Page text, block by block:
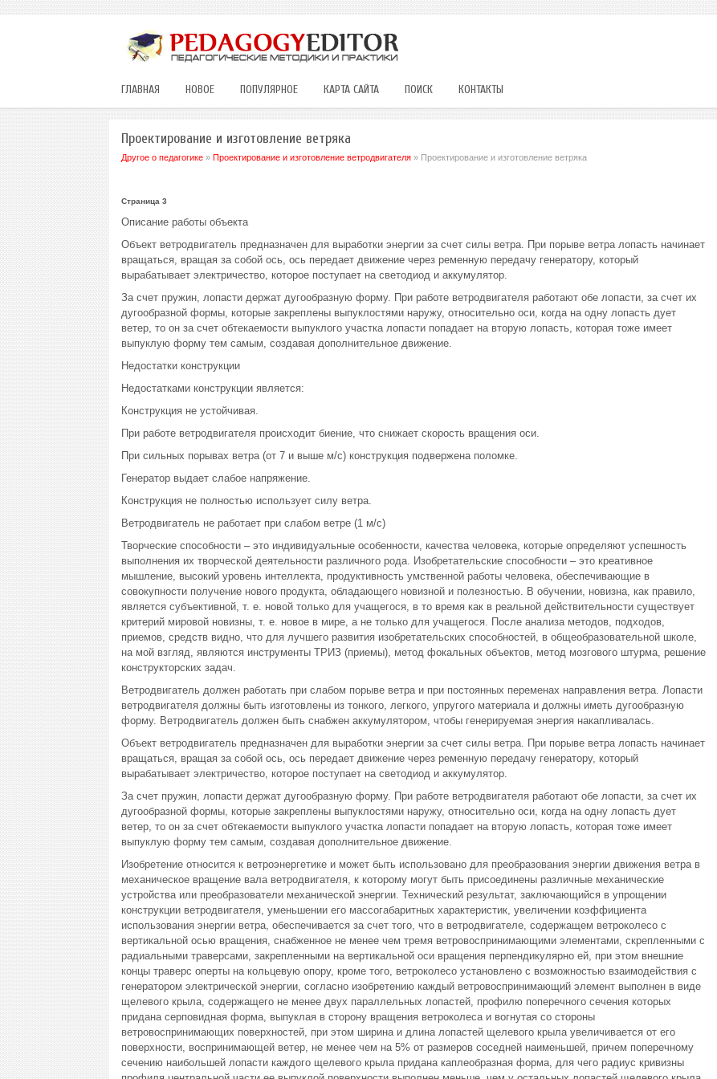
ГЛАВНАЯ НОВОЕ ПОПУЛЯРНОЕ КАРТА САЙТА ПОИСК КОНТАКТЫ
Проектирование и изготовление ветряка
Другое о педагогике» Проектирование и изготовление ветродвигателя» Проектирование и изготовление ветряка
Страница 3
Описание работы объекта
Объект ветродвигатель предназначен для выработки энергии за счет силы ветра. При порыве ветра лопасть начинает
вращаться, вращая за собой ось, ось передает движение через ременную передачу генератору, который
вырабатывает электричество, которое поступает на светодиод и аккумулятор.
За счет пружин, лопасти держат дугообразную форму. При работе ветродвигателя работают обе лопасти, за счет их
дугообразной формы, которые закреплены выпуклостями наружу, относительно оси, когда на одну лопасть дует
ветер, то он за счет обтекаемости выпуклого участка лопасти попадает на вторую лопасть, которая тоже имеет
выпуклую форму тем самым, создавая дополнительное движение.
Недостатки конструкции
Недостатками конструкции является:
Конструкция не устойчивая.
При работе ветродвигателя происходит биение, что снижает скорость вращения оси.
При сильных порывах ветра (от 7 и выше м/с) конструкция подвержена поломке.
Генератор выдает слабое напряжение.
Конструкция не полностью использует силу ветра.
Ветродвигатель не работает при слабом ветре (1 м/с)
Творческие способности – это индивидуальные особенности, качества человека, которые определяют успешность
выполнения их творческой деятельности различного рода. Изобретательские способности – это креативное
мышление, высокий уровень интеллекта, продуктивность умственной работы человека, обеспечивающие в
совокупности получение нового продукта, обладающего новизной и полезностью. В обучении, новизна, как правило,
является субъективной, т. е. новой только для учащегося, в то время как в реальной действительности существует
критерий мировой новизны, т. е. новое в мире, а не только для учащегося. После анализа методов, подходов,
приемов, средств видно, что для лучшего развития изобретательских способностей, в общеобразовательной школе,
на мой взгляд, являются инструменты ТРИЗ (приемы), метод фокальных объектов, метод мозгового штурма, решение
конструкторских задач.
Ветродвигатель должен работать при слабом порыве ветра и при постоянных переменах направления ветра. Лопасти
ветродвигателя должны быть изготовлены из тонкого, легкого, упругого материала и должны иметь дугообразную
форму. Ветродвигатель должен быть снабжен аккумулятором, чтобы генерируемая энергия накапливалась.
Объект ветродвигатель предназначен для выработки энергии за счет силы ветра. При порыве ветра лопасть начинает
вращаться, вращая за собой ось, ось передает движение через ременную передачу генератору, который
вырабатывает электричество, которое поступает на светодиод и аккумулятор.
За счет пружин, лопасти держат дугообразную форму. При работе ветродвигателя работают обе лопасти, за счет их
дугообразной формы, которые закреплены выпуклостями наружу, относительно оси, когда на одну лопасть дует
ветер, то он за счет обтекаемости выпуклого участка лопасти попадает на вторую лопасть, которая тоже имеет
выпуклую форму тем самым, создавая дополнительное движение.
Изобретение относится к ветроэнергетике и может быть использовано для преобразования энергии движения ветра в
механическое вращение вала ветродвигателя, к которому могут быть присоединены различные механические
устройства или преобразователи механической энергии. Технический результат, заключающийся в упрощении
конструкции ветродвигателя, уменьшении его массогабаритных характеристик, увеличении коэффициента
использования энергии ветра, обеспечивается за счет того, что в ветродвигателе, содержащем ветроколесо с
вертикальной осью вращения, снабженное не менее чем тремя ветровоспринимающими элементами, скрепленными с
радиальными траверсами, закрепленными на вертикальной оси вращения перпендикулярно ей, при этом внешние
концы траверс оперты на кольцевую опору, кроме того, ветроколесо установлено с возможностью взаимодействия с
генератором электрической энергии, согласно изобретению каждый ветровоспринимающий элемент выполнен в виде
щелевого крыла, содержащего не менее двух параллельных лопастей, профилю поперечного сечения которых
придана серповидная форма, выпуклая в сторону вращения ветроколеса и вогнутая со стороны
ветровоспринимающих поверхностей, при этом ширина и длина лопастей щелевого крыла увеличивается от его
поверхности, воспринимающей ветер, не менее чем на 5% от размеров соседней наименьшей, причем поперечному
сечению наибольшей лопасти каждого щелевого крыла придана каплеобразная форма, для чего радиус кривизны